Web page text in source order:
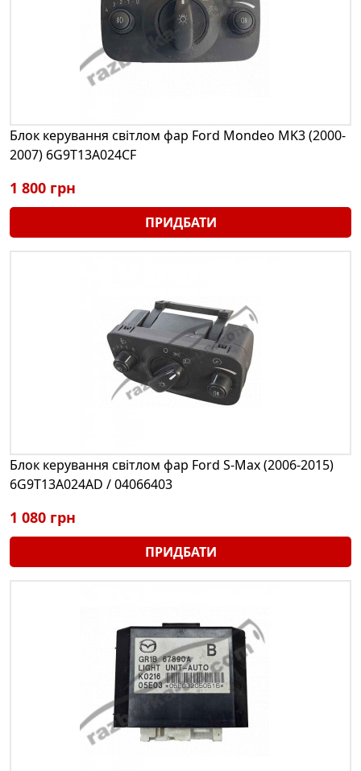
Блок керування світлом фар Ford Mondeo MK3 (2000-
2007) 6G9T13A024CF
1 800 грн
ПРИДБАТИ
Блок керування світлом фар Ford S-Max (2006-2015)
6G9T13A024AD / 04066403
1 080 грн
ПРИДБАТИ